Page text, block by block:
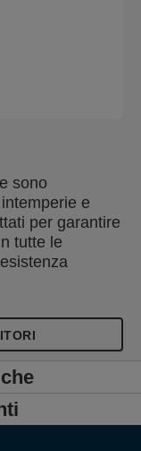
sono
e
per garantire
tutte le
fissate.
questi
fissaggio di
serre,
in ambienti
punta da